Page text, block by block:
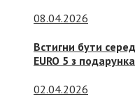
08.04.2026
Встигни бути
EURO 5 з
02.04.2026